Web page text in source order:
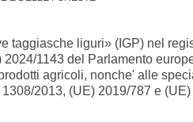
taggiasche liguri» (IGP) nel
1143 del Parlamento
agricoli, nonche' alle
2013, (UE) 2019/787 e